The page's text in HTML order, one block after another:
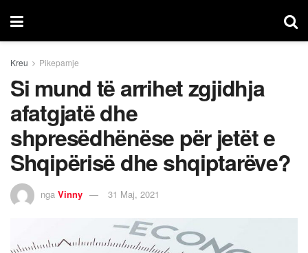
Kreu Pikepamje
Si mund të arrihet zgjidhja
afatgjatë dhe
shpresëdhënëse për jetët e
Shqipërisë dhe shqiptarëve?
nga Vinny 31 Maj, 2021